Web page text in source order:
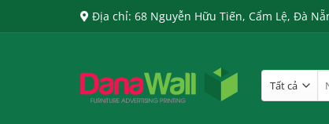
Địa chỉ: 68 Nguyễn Hữu Tiến, Cẩm Lệ, Đà